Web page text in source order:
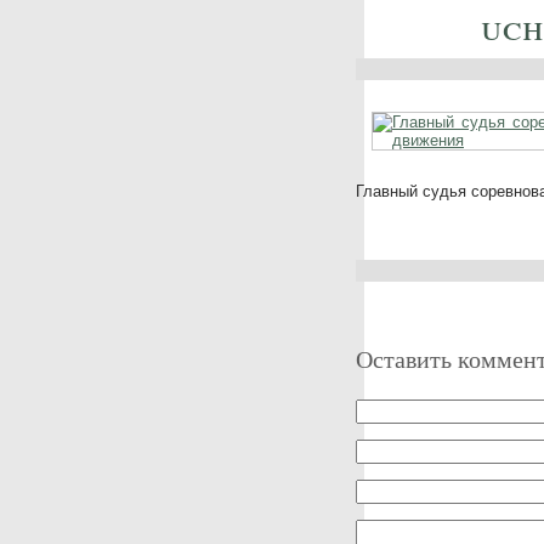
Главный судья
Оставить